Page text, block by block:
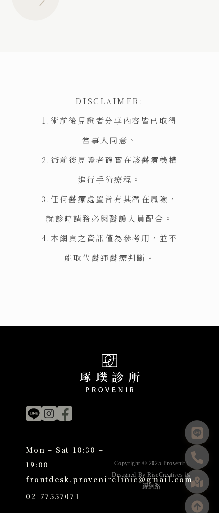
DISCLAIMER:
1.術前後見證者分享內容皆已取得
當事人同意。
2.術前後見證者確實在該醫療機構
進行手術療程。
3.任何醫療處置皆有其潛在風險，
就診時請務必與醫護人員配合。
4.本網頁之資訊僅為參考用，並不
能取代醫師醫療判斷。
Mon – Sat 10:30 –
19:00
frontdesk.provenirclinic@gmail.com
02-77557071
Copyright © 2025 Provenir |
Designed ByRiseCreatives 展
躍網路